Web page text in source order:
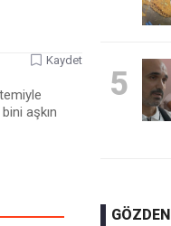
Kaydet
aşkın
5